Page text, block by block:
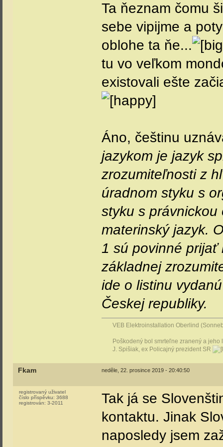
Ta ňeznam čomu
sebe vipijme a
oblohe ta ňe...
tu vo veľkom
existovali ešte
Áno, češtinu
jazykom je jazyk
zrozumiteľnosti z
úradnom styku s
styku s
materinský jazyk.
1 sú povinné prijať
základnej
ide o listinu
Českej republiky.
VEB Elektroinstallation Oberlind
Poškodený bol smrteľne zranený a
J. Spišiak, ex Policajný prezident SR
Fkam neděle, 22. prosince 2019 - 20:40:50
registrovaný uživatel
číslo příspěvku: 3688
registrován: 3-2011
Tak já se
kontaktu. Jinak
naposledy jsem